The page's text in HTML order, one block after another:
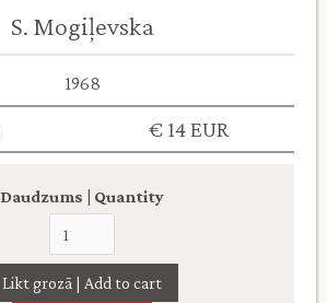
S. Mogiļevska
1968
€ 14 EUR
Daudzums | Quantity